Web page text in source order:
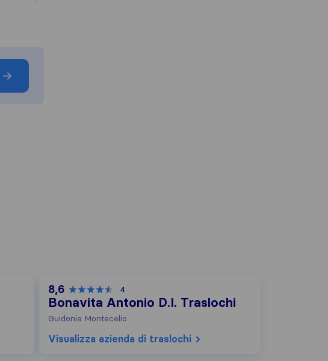
8,6 4
Bonavita Antonio D.I. Traslochi
Guidonia Montecelio
Visualizza azienda di traslochi